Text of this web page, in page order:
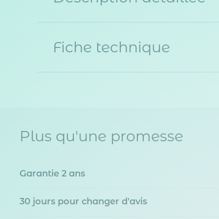
Fiche technique
Plus qu'une promesse
Garantie 2 ans
30 jours pour changer d'avis